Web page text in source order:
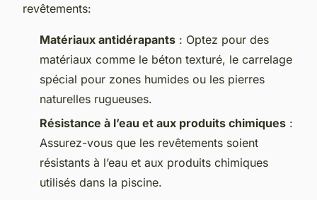
revêtements:
Matériaux antidérapants : Optez pour des
matériaux comme le béton texturé, le carrelage
spécial pour zones humides ou les pierres
naturelles rugueuses.
Résistance à l’eau et aux produits chimiques :
Assurez-vous que les revêtements soient
résistants à l’eau et aux produits chimiques
utilisés dans la piscine.